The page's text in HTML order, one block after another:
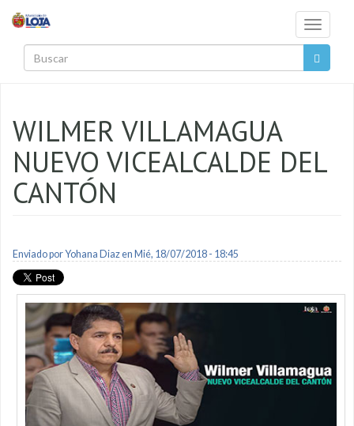
Toggle
WILMER VILLAMAGUA
NUEVO VICEALCALDE DEL
CANTÓN
Enviado porYohana Diazen Mié, 18/07/2018 - 18:45